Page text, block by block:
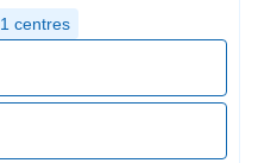
1 centres